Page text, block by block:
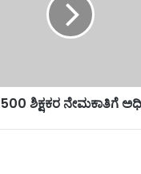
ಶಿಕ್ಷಕರ ನೇಮಕಾತಿಗೆ